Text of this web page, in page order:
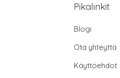
Pikalinkit
Blogi
Ota yhteyttä
Käyttöehdot